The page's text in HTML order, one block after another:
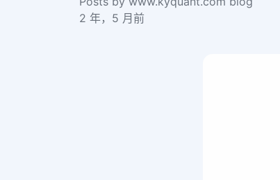
2 年，5 月前